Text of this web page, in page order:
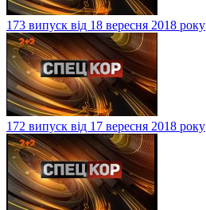
173 випуск від 18 вересня 2018 року
172 випуск від 17 вересня 2018 року